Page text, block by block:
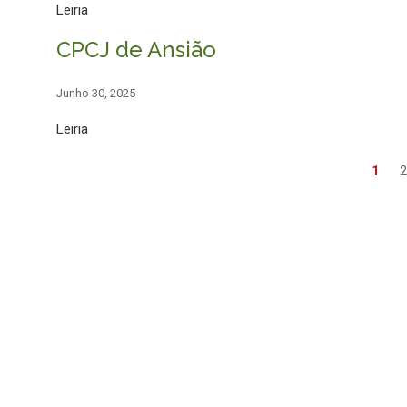
Leiria
CPCJ de Ansião
Junho 30, 2025
Leiria
1 2